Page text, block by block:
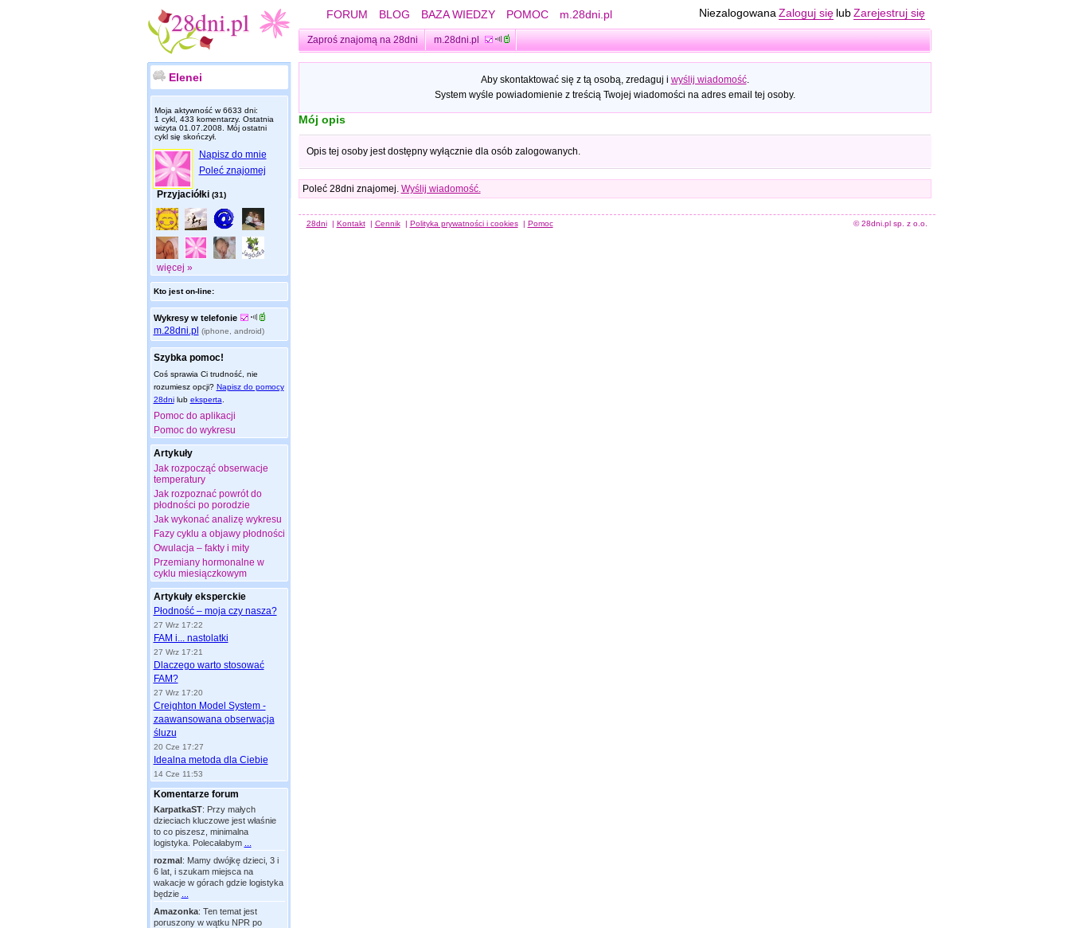
FORUM BLOG BAZA WIEDZY POMOC m.28dni.pl Niezalogowana Zaloguj się lub Zarejestruj się
Zaproś znajomą na 28dni m.28dni.pl
Elenei
Moja aktywność w 6633 dni:
1 cykl, 433 komentarzy. Ostatnia
wizyta 01.07.2008 . Mój ostatni
cykl się skończył.
Napisz do mnie
Poleć znajomej
Przyjaciółki (31)
więcej »
Kto jest on-line:
Wykresy w telefonie
m.28dni.pl (iphone, android)
Szybka pomoc!
Coś sprawia Ci trudność, nie
rozumiesz opcji? Napisz do pomocy
28dnilub eksperta
Pomoc do aplikacji
Pomoc do wykresu
Artykuły
Jak rozpocząć obserwacje
temperatury
Jak rozpoznać powrót do
płodności po porodzie
Jak wykonać analizę wykresu
Fazy cyklu a objawy płodności
Owulacja – fakty i mity
Przemiany hormonalne w
cyklu miesiączkowym
Artykuły eksperckie
Płodność – moja czy nasza?
27 Wrz 17:22
FAM i... nastolatki
27 Wrz 17:21
Dlaczego warto stosować
FAM?
27 Wrz 17:20
Creighton Model System -
zaawansowana obserwacja
śluzu
20 Cze 17:27
Idealna metoda dla Ciebie
14 Cze 11:53
Komentarze forum
KarpatkaST: Przy małych
dzieciach kluczowe jest właśnie
to co piszesz, minimalna
logistyka. Polecałabym
rozmal: Mamy dwójkę dzieci, 3 i
6 lat, i szukam miejsca na
wakacje w górach gdzie logistyka
będzie
Amazonka: Ten temat jest
poruszony w wątku NPR po
Aby skontaktować się z tą osobą, zredaguj i wyślij wiadomość.
System wyśle powiadomienie z treścią Twojej wiadomości na adres email tej osoby.
Mój opis
Opis tej osoby jest dostępny wyłącznie dla osób zalogowanych.
Poleć 28dni znajomej. Wyślij wiadomość.
28dni | Kontakt | Cennik | Polityka prywatności i cookies | Pomoc © 28dni.pl sp. z o.o.